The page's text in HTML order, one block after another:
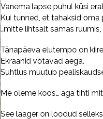
Vanema lapse puhul küsi
Kui tunned, et tahaksid
…mitte lihtsalt samas
Tänapäeva elutempo on
Ekraanid võtavad aega.
Suhtlus muutub
Me oleme koos… aga tihti
See laager on loodud